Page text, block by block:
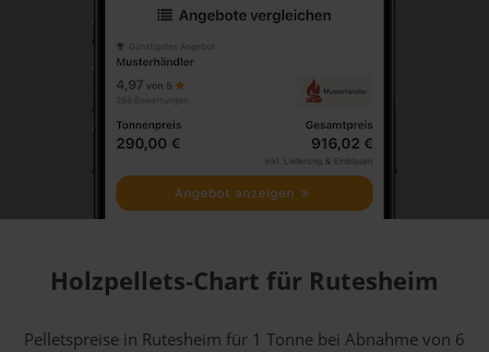
Holzpellets-Chart für Rutesheim
Pelletspreise in Rutesheim für 1 Tonne bei Abnahmevon 6